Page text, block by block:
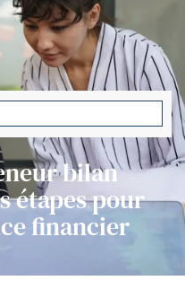
bilan
étapes pour
financier